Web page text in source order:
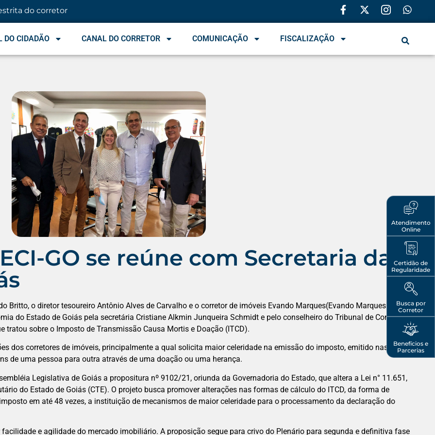
do corretor
DO CIDADÃO CANAL DO CORRETOR COMUNICAÇÃO FISCALIZAÇÃO
Atendimento
Online
Certidão de
Regularidade
Busca por
Corretor
Benefícios e
Parcerias
GO se reúne com Secretaria da
Britto, o diretor tesoureiro Antônio Alves de Carvalho e o corretor de imóveis Evando Marques(Evando Marques
do Estado de Goiás pela secretária Cristiane Alkmin Junqueira Schmidt e pelo conselheiro do Tribunal de Contas do
tratou sobre o Imposto de Transmissão Causa Mortis e Doação (ITCD).
dos corretores de imóveis, principalmente a qual solicita maior celeridade na emissão do imposto, emitido nas
de uma pessoa para outra através de uma doação ou uma herança.
Legislativa de Goiás a propositura nº 9102/21, oriunda da Governadoria do Estado, que altera a Lei n° 11.651,
do Estado de Goiás (CTE). O projeto busca promover alterações nas formas de cálculo do ITCD, da forma de
em até 48 vezes, a instituição de mecanismos de maior celeridade para o processamento da declaração do
e agilidade do mercado imobiliário. A proposição segue para crivo do Plenário para segunda e definitiva fase